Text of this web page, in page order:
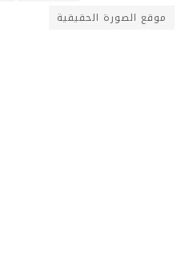
موقع الصورة الحقيقية